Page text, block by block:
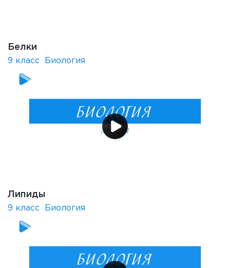
Белки
9 класс Биология
Липиды
9 класс Биология